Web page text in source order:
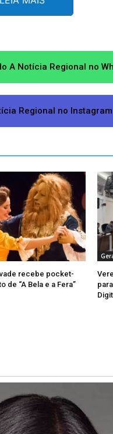
à
homenagem e
Alda
oficial ao
A Notícia Regional no
Regional no Instagram
recebe pocket-
de “A Bela e a Fera”